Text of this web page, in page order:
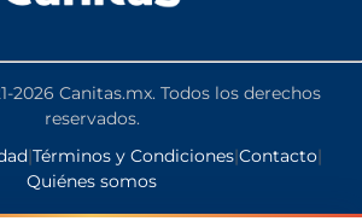
2026 Canitas.mx. Todos los derechos
reservados.
|Términos y Condiciones|Contacto|
Quiénes somos